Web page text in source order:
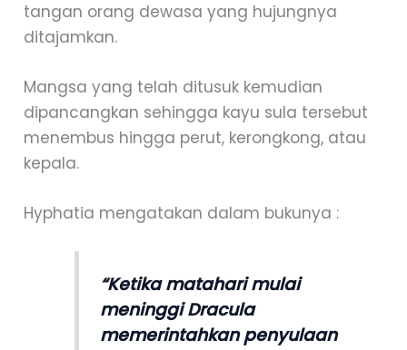
tangan orang dewasa yang hujungnya
ditajamkan.
Mangsa yang telah ditusuk kemudian
dipancangkan sehingga kayu sula tersebut
menembus hingga perut, kerongkong, atau
kepala.
Hyphatia mengatakan dalam bukunya :
“Ketika matahari mulai
meninggi Dracula
memerintahkan penyulaan